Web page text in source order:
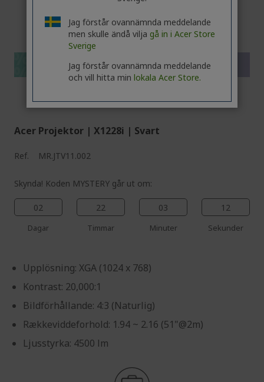
Få extra rabatt med koden
Acer Projektor | X1228i | Svart
Ref. MR.JTV11.002
Skynda! Koden MYSTERY går ut om:
02
Dagar
22
Timmar
03
Minuter
11
Sekunder
Upplösning: XGA (1024 x 768)
Kontrast: 20,000:1
Bildförhållande: 4:3 (Naturlig)
Rækkeviddeforhold: 1.94 ~ 2.16 (51"@2m)
Ljusstyrka: 4500 lm
Jag förstår ovannämnda meddelande
men skulle ändå vilja gå in i Acer Store
Sverige
Jag förstår ovannämnda meddelande
och vill hitta min lokala Acer Store.